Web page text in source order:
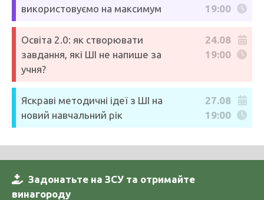
використовуємо на максимум
19:00
Освіта 2.0: як створювати
завдання, які ШІ не напише за
учня?
24.08
19:00
Яскраві методичні ідеї з ШІ на
новий навчальний рік
27.08
19:00
Задонатьте на ЗСУ та отримайте
винагороду